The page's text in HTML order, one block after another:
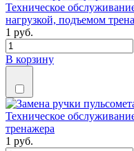
Техническое
нагрузкой, подъемом
1 руб.
В корзину
Техническое
тренажера
1 руб.